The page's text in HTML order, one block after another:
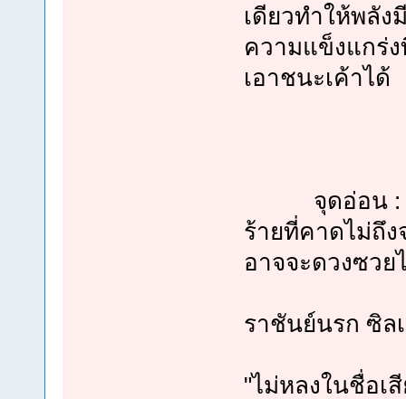
เดียวทำให้พลั
ความแข็งแกร่
เอาชนะเค้าได้
จุดอ่อน : ใน
ร้ายที่คาดไม่ถึ
อาจจะดวงซวย
ราชันย์นรก ซิล
"ไม่หลงในชื่อเ